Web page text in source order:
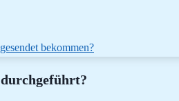
bekommen?